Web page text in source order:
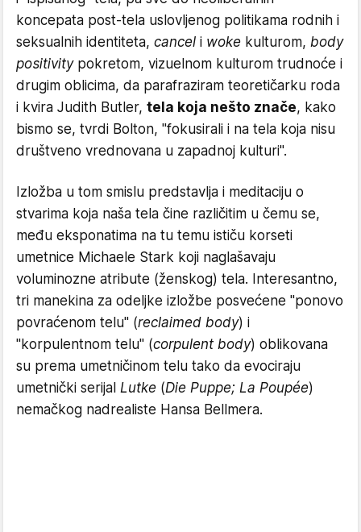
koncepata post-tela uslovljenog politikama rodnih i
seksualnih identiteta, cancel i woke kulturom, body
positivitypokretom, vizuelnom kulturom trudnoće i
drugim oblicima, da parafraziram teoretičarku roda
i kvira Judith Butler, tela koja nešto znače, kako
bismo se, tvrdi Bolton, "fokusirali i na tela koja nisu
društveno vrednovana u zapadnoj kulturi".
Izložba u tom smislu predstavlja i meditaciju o
stvarima koja naša tela čine različitim u čemu se,
među eksponatima na tu temu ističu korseti
umetnice Michaele Stark koji naglašavaju
voluminozne atribute (ženskog) tela. Interesantno,
tri manekina za odeljke izložbe posvećene "ponovo
povraćenom telu" (reclaimed body) i
"korpulentnom telu" (corpulent body) oblikovana
su prema umetničinom telu tako da evociraju
umetnički serijal Lutke (Die Puppe; La Poupée)
nemačkog nadrealiste Hansa Bellmera.